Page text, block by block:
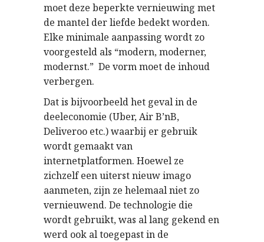
moet deze beperkte vernieuwing met
de mantel der liefde bedekt worden.
Elke minimale aanpassing wordt zo
voorgesteld als “modern, moderner,
modernst.” De vorm moet de inhoud
verbergen.
Dat is bijvoorbeeld het geval in de
deeleconomie (Uber, Air B’nB,
Deliveroo etc.) waarbij er gebruik
wordt gemaakt van
internetplatformen. Hoewel ze
zichzelf een uiterst nieuw imago
aanmeten, zijn ze helemaal niet zo
vernieuwend. De technologie die
wordt gebruikt, was al lang gekend en
werd ook al toegepast in de